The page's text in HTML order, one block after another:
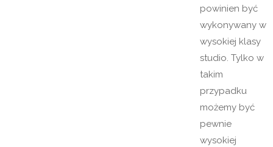
powinien być
wykonywany w
wysokiej klasy
studio. Tylko w
takim
przypadku
możemy być
pewnie
wysokiej